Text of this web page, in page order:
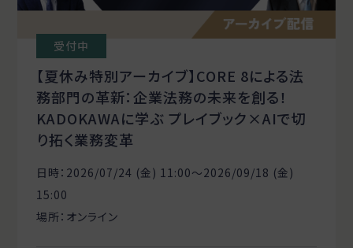
受付中
【夏休み特別アーカイブ】CORE 8による法
務部門の革新：企業法務の未来を創る！
KADOKAWAに学ぶ プレイブック×AIで切
り拓く業務変革
日時：2026/07/24 (金) 11:00〜2026/09/18 (金)
15:00
場所：オンライン